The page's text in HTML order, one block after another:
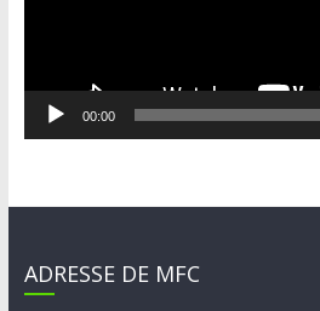
00:00
ADRESSE DE MFC